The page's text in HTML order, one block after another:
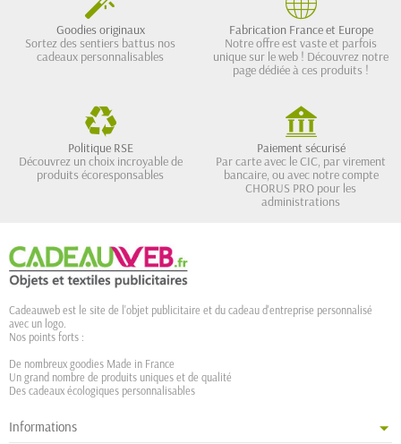
Goodies originaux
Sortez des sentiers battus nos
cadeaux personnalisables
Fabrication France et Europe
Notre offre est vaste et parfois
unique sur le web ! Découvrez notre
page dédiée à ces produits !
Politique RSE
Découvrez un choix incroyable de
produits écoresponsables
Paiement sécurisé
Par carte avec le CIC, par virement
bancaire, ou avec notre compte
CHORUS PRO pour les
administrations
Cadeauweb est le site de l'objet publicitaire et du cadeau d'entreprise personnalisé
avec un logo.
Nos points forts :
De nombreux goodies Made in France
Un grand nombre de produits uniques et de qualité
Des cadeaux écologiques personnalisables
Informations